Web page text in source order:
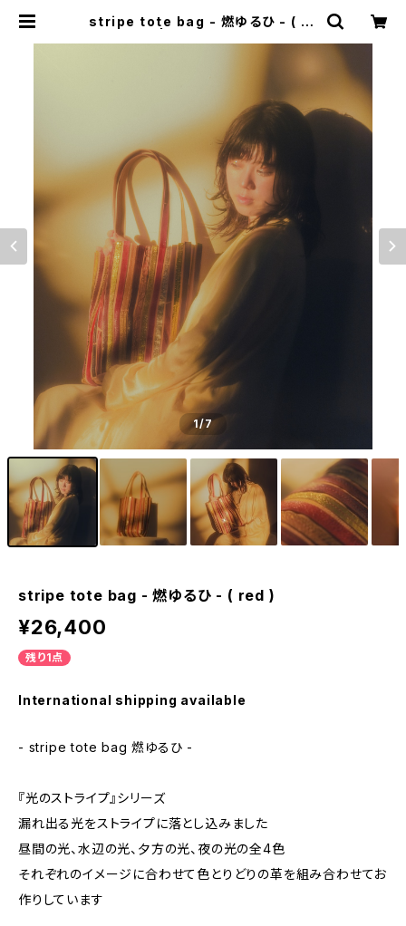
stripe tote bag - 燃ゆるひ - ( re
1/7
stripe tote bag - 燃ゆるひ - ( red )
¥26,400
残り1点
International shipping available
- stripe tote bag 燃ゆるひ -
『光のストライプ』シリーズ
漏れ出る光をストライプに落とし込みました
昼間の光、水辺の光、夕方の光、夜の光の全4色
それぞれのイメージに合わせて色とりどりの革を組み合わせてお
作りしています